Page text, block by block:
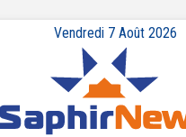
Vendredi 7 Août 2026